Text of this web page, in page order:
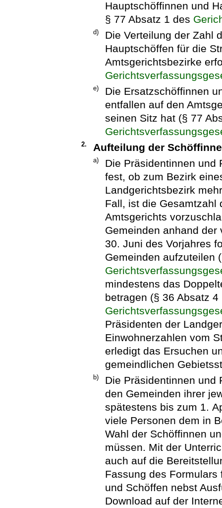
Hauptschöffinnen und
§ 77 Absatz 1 des
d)
Die Verteilung der Zahl
Hauptschöffen für die
Amtsgerichtsbezirke
e)
Die Ersatzschöffinnen
entfallen auf den
seinen Sitz hat (§ 77
2. Aufteilung der
a)
Die Präsidentinnen und
fest, ob zum Bezirk
Landgerichtsbezirk
Fall, ist die Gesamtzahl
Amtsgerichts
Gemeinden anhand
30. Juni des Vorjahres
Gemeinden aufzuteilen
mindestens das
betragen (§ 36 Absatz
Präsidenten der
Einwohnerzahlen vom
erledigt das Ersuchen
gemeindlichen
b)
Die Präsidentinnen und
den Gemeinden ihrer
spätestens bis zum 1.
viele Personen dem in
Wahl der Schöffinnen
müssen. Mit der
auch auf die
Fassung des
und Schöffen nebst
Download auf der